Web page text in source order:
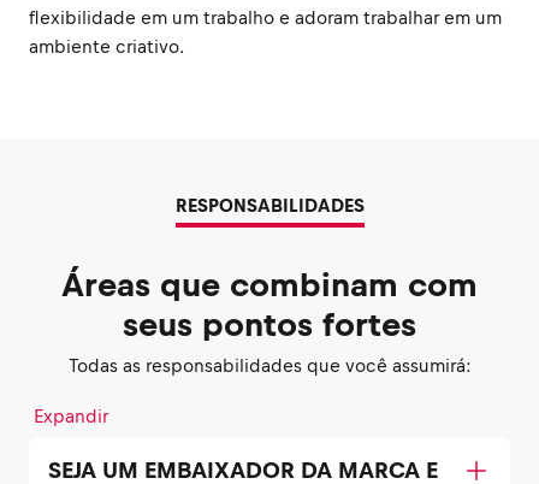
flexibilidade em um trabalho e adoram trabalhar em um
ambiente criativo.
RESPONSABILIDADES
Áreas que combinam com
seus pontos fortes
Todas as responsabilidades que você assumirá:
Expandir
SEJA UM EMBAIXADOR DA MARCA E